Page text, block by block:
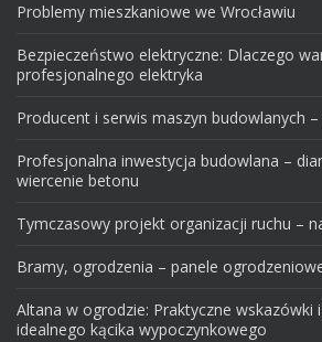
Problemy mieszkaniowe we Wrocławiu
Bezpieczeństwo elektryczne: Dlaczego
profesjonalnego elektryka
Producent i serwis maszyn budowlanych –
Profesjonalna inwestycja budowlana –
wiercenie betonu
Tymczasowy projekt organizacji ruchu –
Bramy, ogrodzenia – panele
Altana w ogrodzie: Praktyczne wskazówki
idealnego kącika wypoczynkowego